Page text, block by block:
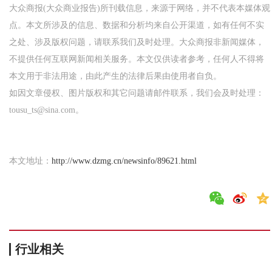
大众商报(大众商业报告)所刊载信息，来源于网络，并不代表本媒体观
点。本文所涉及的信息、数据和分析均来自公开渠道，如有任何不实
之处、涉及版权问题，请联系我们及时处理。大众商报非新闻媒体，
不提供任何互联网新闻相关服务。本文仅供读者参考，任何人不得将
本文用于非法用途，由此产生的法律后果由使用者自负。
如因文章侵权、图片版权和其它问题请邮件联系，我们会及时处理：
tousu_ts@sina.com。
本文地址： http://www.dzmg.cn/newsinfo/89621.html
行业相关